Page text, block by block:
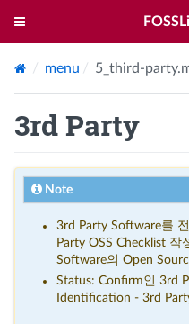
menu 5_third-
3rd Party
Note
3rd Party Software를
Party OSS Checklist
Software의 Open
Status: Confirm인 3rd
Identification - 3rd